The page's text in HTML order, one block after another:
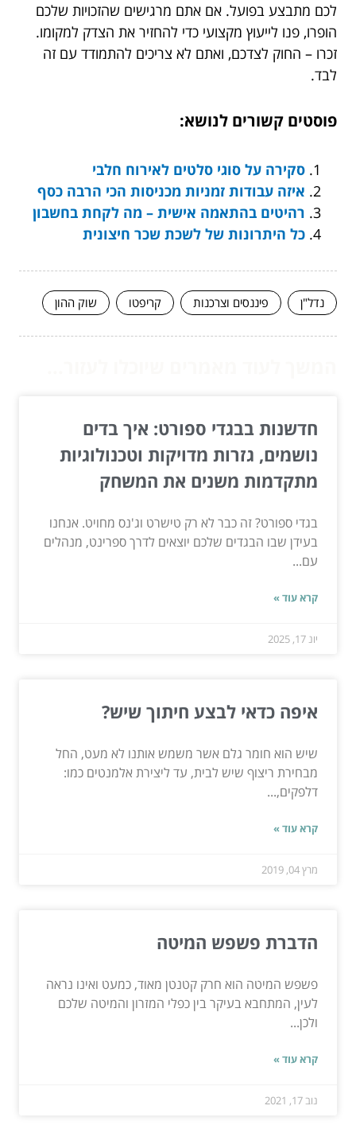
לכם מתבצע בפועל. אם אתם מרגישים שהזכויות שלכם
הופרו, פנו לייעוץ מקצועי כדי להחזיר את הצדק למקומו.
זכרו – החוק לצדכם, ואתם לא צריכים להתמודד עם זה
לבד.
פוסטים קשורים לנושא:
סקירה על סוגי סלטים לאירוח חלבי
איזה עבודות זמניות מכניסות הכי הרבה כסף
רהיטים בהתאמה אישית – מה לקחת בחשבון
כל היתרונות של לשכת שכר חיצונית
נדל"ן פיננסים וצרכנות קריפטו שוק ההון
חדשנות בבגדי ספורט: איך בדים
נושמים, גזרות מדויקות וטכנולוגיות
מתקדמות משנים את המשחק
בגדי ספורט? זה כבר לא רק טישרט וג'נס מחויט. אנחנו
בעידן שבו הבגדים שלכם יוצאים לדרך ספרינט, מנהלים
עם...
קרא עוד »
יונ 17, 2025
איפה כדאי לבצע חיתוך שיש?
שיש הוא חומר גלם אשר משמש אותנו לא מעט, החל
מבחירת ריצוף שיש לבית, עד ליצירת אלמנטים כמו:
דלפקים,...
קרא עוד »
מרץ 04, 2019
הדברת פשפש המיטה
פשפש המיטה הוא חרק קטנטן מאוד, כמעט ואינו נראה
לעין, המתחבא בעיקר בין כפלי המזרון והמיטה שלכם
ולכן...
קרא עוד »
נוב 17, 2021